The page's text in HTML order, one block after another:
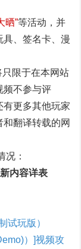
晒”等活动，并
具、签名卡、漫
限于在本网站
频不参与评
有更多其他玩家
翻译转载的网
：
内容详表
试玩版）
）]视频攻